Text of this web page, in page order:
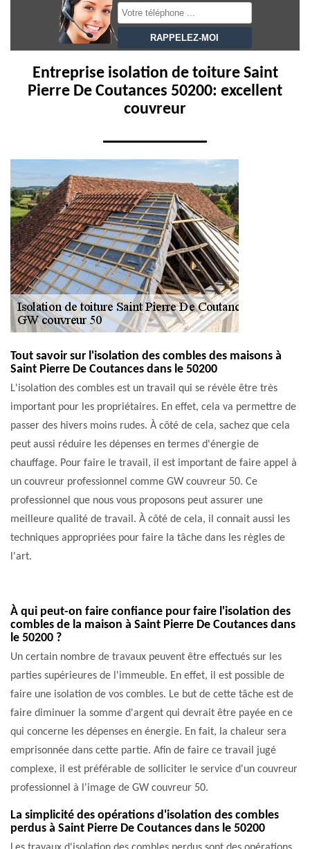
Entreprise isolation de toiture Saint
Pierre De Coutances 50200: excellent
couvreur
Tout savoir sur l'isolation des combles des maisons à
Saint Pierre De Coutances dans le 50200
L'isolation des combles est un travail qui se révèle être très
important pour les propriétaires. En effet, cela va permettre de
passer des hivers moins rudes. À côté de cela, sachez que cela
peut aussi réduire les dépenses en termes d'énergie de
chauffage. Pour faire le travail, il est important de faire appel à
un couvreur professionnel comme GW couvreur 50. Ce
professionnel que nous vous proposons peut assurer une
meilleure qualité de travail. À côté de cela, il connait aussi les
techniques appropriées pour faire la tâche dans les règles de
l'art.
À qui peut-on faire confiance pour faire l'isolation des
combles de la maison à Saint Pierre De Coutances dans
le 50200 ?
Un certain nombre de travaux peuvent être effectués sur les
parties supérieures de l'immeuble. En effet, il est possible de
faire une isolation de vos combles. Le but de cette tâche est de
faire diminuer la somme d'argent qui devrait être payée en ce
qui concerne les dépenses en énergie. En fait, la chaleur sera
emprisonnée dans cette partie. Afin de faire ce travail jugé
complexe, il est préférable de solliciter le service d'un couvreur
professionnel à l'image de GW couvreur 50.
La simplicité des opérations d'isolation des combles
perdus à Saint Pierre De Coutances dans le 50200